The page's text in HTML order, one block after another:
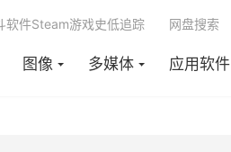
图像 多媒体 应用软件
软件Steam游戏史低追踪 网盘搜索